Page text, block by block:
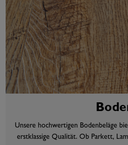
Unsere hochwertigen Bodenbeläge
erstklassige Qualität. Ob Parkett,